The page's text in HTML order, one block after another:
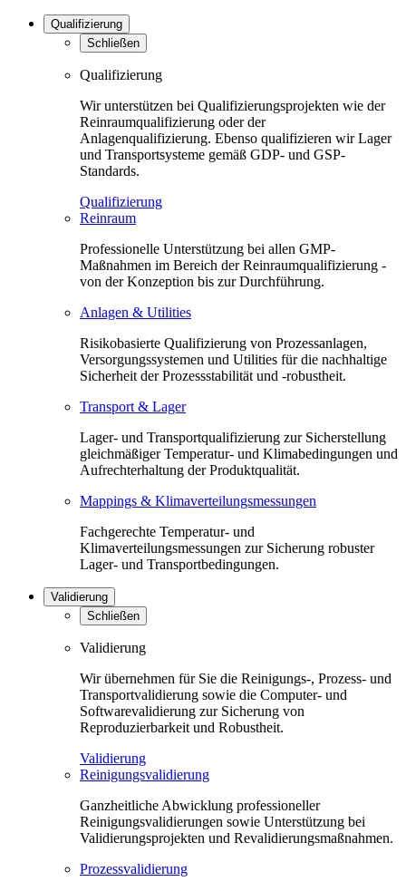
Qualifizierung
Schließen
Qualifizierung
Wir unterstützen bei Qualifizierungsprojekten wie der
Reinraumqualifizierung oder der
Anlagenqualifizierung. Ebenso qualifizieren wir Lager
und Transportsysteme gemäß GDP- und GSP-
Standards.
Qualifizierung
Reinraum
Professionelle Unterstützung bei allen GMP-
Maßnahmen im Bereich der Reinraumqualifizierung -
von der Konzeption bis zur Durchführung.
Anlagen & Utilities
Risikobasierte Qualifizierung von Prozessanlagen,
Versorgungssystemen und Utilities für die nachhaltige
Sicherheit der Prozessstabilität und -robustheit.
Transport & Lager
Lager- und Transportqualifizierung zur Sicherstellung
gleichmäßiger Temperatur- und Klimabedingungen und
Aufrechterhaltung der Produktqualität.
Mappings & Klimaverteilungsmessungen
Fachgerechte Temperatur- und
Klimaverteilungsmessungen zur Sicherung robuster
Lager- und Transportbedingungen.
Validierung
Schließen
Validierung
Wir übernehmen für Sie die Reinigungs-, Prozess- und
Transportvalidierung sowie die Computer- und
Softwarevalidierung zur Sicherung von
Reproduzierbarkeit und Robustheit.
Validierung
Reinigungsvalidierung
Ganzheitliche Abwicklung professioneller
Reinigungsvalidierungen sowie Unterstützung bei
Validierungsprojekten und Revalidierungsmaßnahmen.
Prozessvalidierung